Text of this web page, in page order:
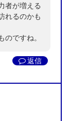
者が増える
れるのかも
のですね。
返信